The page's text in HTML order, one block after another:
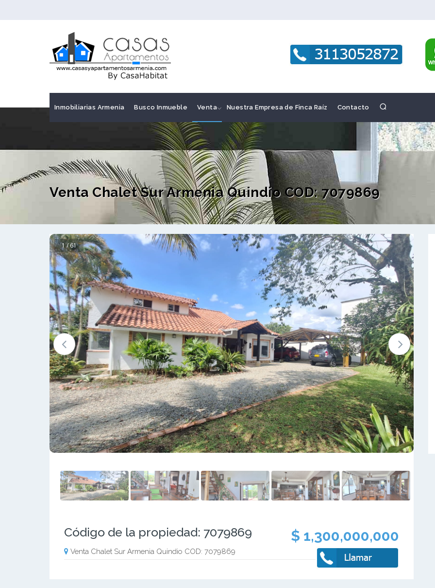
Inmobiliarias Armenia Busco Inmueble Venta Nuestra Empresa de Finca Raíz Contacto
Venta Chalet Sur Armenia Quindio COD: 7079869
1 / 61
Código de la propiedad: 7079869 $ 1,300,000,000
Venta Chalet Sur Armenia Quindio COD: 7079869